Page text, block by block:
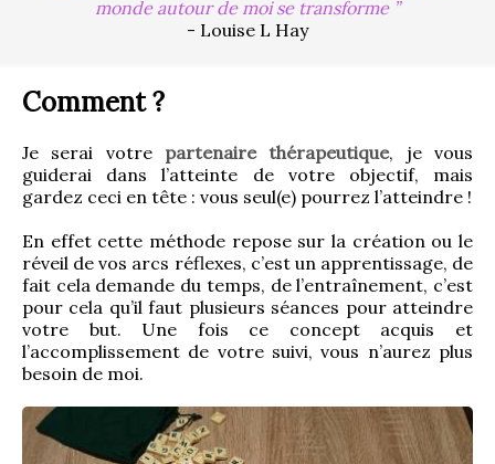
monde autour de moi se transforme
- Louise L Hay
Comment ?
Je serai votre partenaire thérapeutique, je vous
guiderai dans l’atteinte de votre objectif, mais
gardez ceci en tête : vous seul(e) pourrez l’atteindre !
En effet cette méthode repose sur la création ou le
réveil de vos arcs réflexes, c’est un apprentissage, de
fait cela demande du temps, de l’entraînement, c’est
pour cela qu’il faut plusieurs séances pour atteindre
votre but. Une fois ce concept acquis et
l’accomplissement de votre suivi, vous n’aurez plus
besoin de moi.